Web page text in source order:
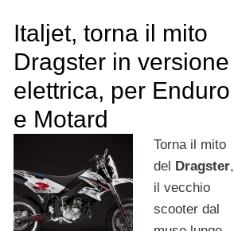
Italjet, torna il mito
Dragster in versione
elettrica, per Enduro
e Motard
Torna il mito
del Dragster,
il vecchio
scooter dal